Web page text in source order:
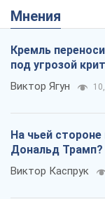
Мнения
Кремль
под угрозой
Виктор Ягун
На чьей
Дональд Трамп?
Виктор Каспрук